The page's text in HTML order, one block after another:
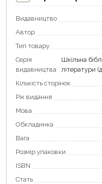
Видавництво
Автор
Тип товару
Серія
видавництва
Шкільна
літератури
Кількість сторінок
Рік видання
Мова
Обкладинка
Вага
Розмір упаковки
ISBN
Стать